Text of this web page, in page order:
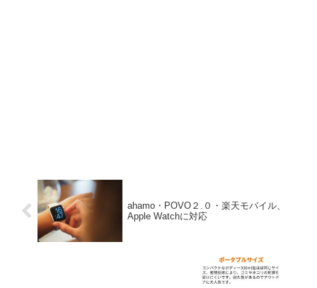
ahamo・POVO２.０・楽天モバイル、
Apple Watchに対応